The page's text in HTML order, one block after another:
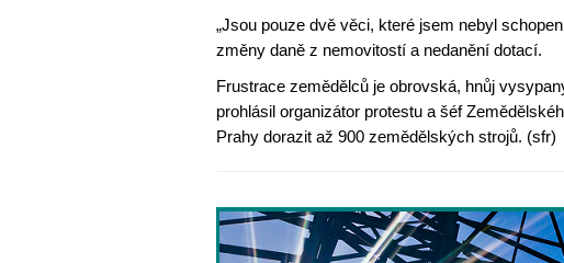
„Jsou pouze dvě věci, které jsem nebyl
změny daně z nemovitostí a nedanění dotací.
Frustrace zemědělců je obrovská, hnůj
prohlásil organizátor protestu a šéf
Prahy dorazit až 900 zemědělských strojů. (sfr)